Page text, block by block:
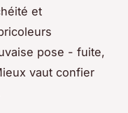
et
pose - fuite,
vaut confier